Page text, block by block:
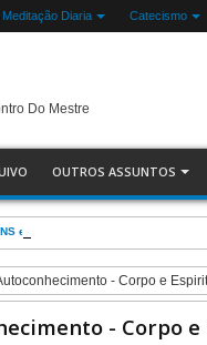
Meditação Diaria Catecismo
Do Mestre
OUTROS ASSUNTOS
e a Eucaristia
- Corpo e
- Corpo